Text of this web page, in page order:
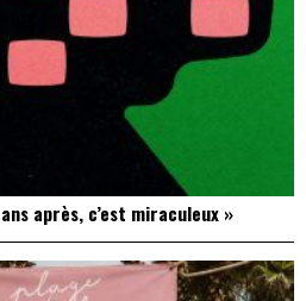
après, c’est miraculeux »